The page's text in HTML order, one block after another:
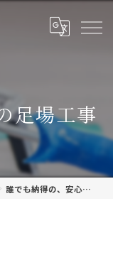
足場工事
誰でも納得の、安心の足場工事